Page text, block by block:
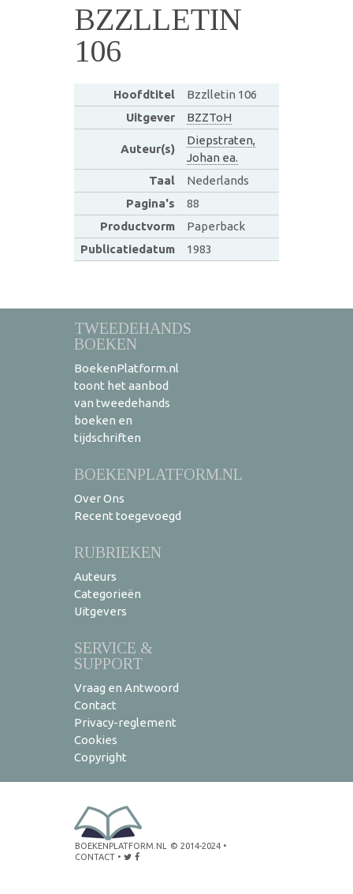
BZZLLETIN
106
Hoofdtitel
Bzzlletin 106
Uitgever
BZZToH
Auteur(s)
Diepstraten,
Johan ea.
Taal
Nederlands
Pagina's
88
Productvorm
Paperback
Publicatiedatum
1983
TWEEDEHANDS
BOEKEN
BoekenPlatform.nl
toont het aanbod
van tweedehands
boeken en
tijdschriften
BOEKENPLATFORM.NL
Over Ons
Recent toegevoegd
RUBRIEKEN
Auteurs
Categorieën
Uitgevers
SERVICE &
SUPPORT
Vraag en Antwoord
Contact
Privacy-reglement
Cookies
Copyright
BOEKENPLATFORM.NL © 2014-2024 •
CONTACT •